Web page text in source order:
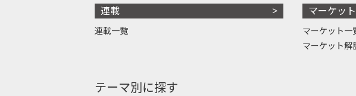
連載
連載一覧
マーケット
マーケット一
マーケット解
テーマ別に探す